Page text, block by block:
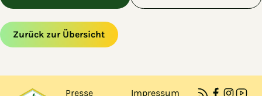
Zurück zur Übersicht
Presse
Impressum